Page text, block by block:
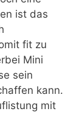
ist das
fit zu
Mini
sein
kann.
mit